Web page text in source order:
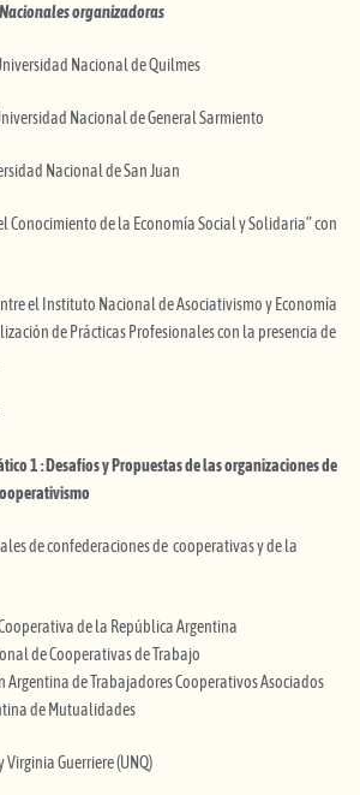
organizadoras
Nacional de Quilmes
Nacional de General Sarmiento
Nacional de San Juan
Conocimiento de la Economía Social y Solidaria” con
el Instituto Nacional de Asociativismo y Economía
de Prácticas Profesionales con la presencia de
1 : Desafíos y Propuestas de las organizaciones de
de confederaciones de cooperativas y de la
de la República Argentina
de Cooperativas de Trabajo
Argentina de Trabajadores Cooperativos Asociados
de Mutualidades
Guerriere (UNQ)